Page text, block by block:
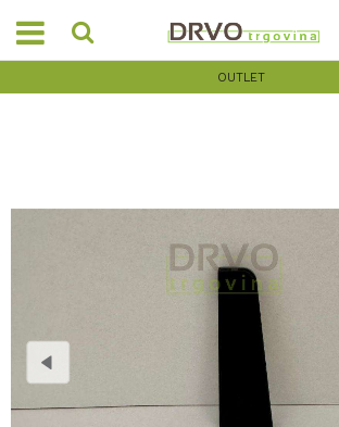
OUTLET